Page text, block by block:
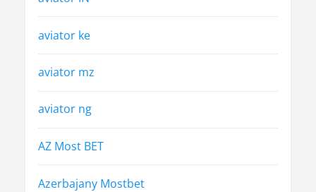
aviator ke
aviator mz
aviator ng
AZ Most BET
Azerbajany Mostbet